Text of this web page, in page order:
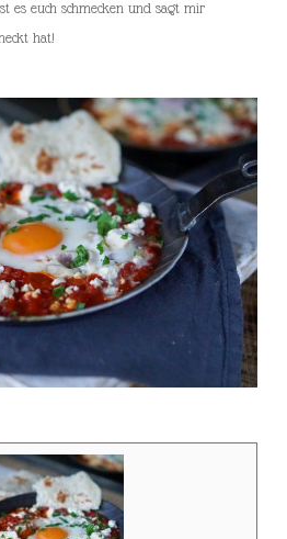
es euch schmecken und sagt mir
hat!